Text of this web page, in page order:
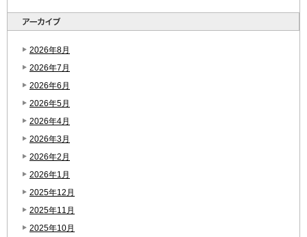
2026年8月
2026年7月
2026年6月
2026年5月
2026年4月
2026年3月
2026年2月
2026年1月
2025年12月
2025年11月
2025年10月